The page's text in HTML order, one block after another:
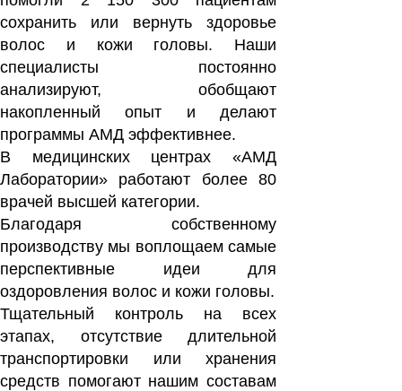
сохранить или вернуть здоровье
волос и кожи головы. Наши
специалисты постоянно
анализируют, обобщают
накопленный опыт и делают
программы АМД эффективнее.
В медицинских центрах «АМД
Лаборатории» работают более 80
врачей высшей категории.
Благодаря собственному
производству мы воплощаем самые
перспективные идеи для
оздоровления волос и кожи головы.
Тщательный контроль на всех
этапах, отсутствие длительной
транспортировки или хранения
средств помогают нашим составам